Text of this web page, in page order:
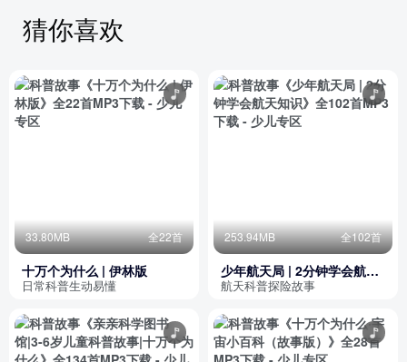
猜你喜欢
33.80MB 全22首
十万个为什么 | 伊林版
日常科普生动易懂
253.94MB 全102首
少年航天局 | 2分钟学会航天
知识
航天科普探险故事